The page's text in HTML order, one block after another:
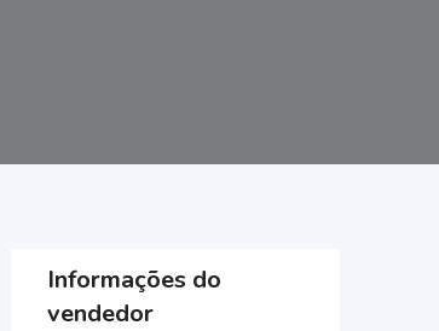
Informações do
vendedor